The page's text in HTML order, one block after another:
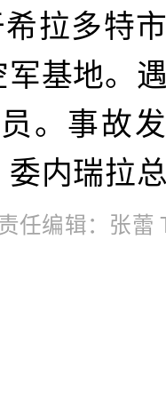
拉多特
基地。
。事故
内瑞拉
责任编辑：张蕾